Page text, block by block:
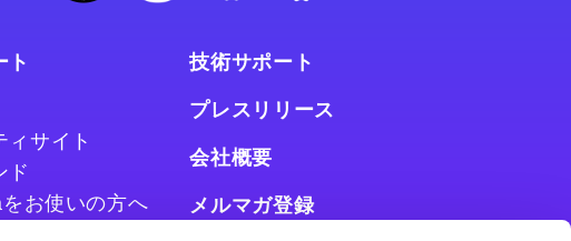
ト
ィサイト
ド
お使いの方へ
技術サポート
プレスリリース
会社概要
メルマガ登録